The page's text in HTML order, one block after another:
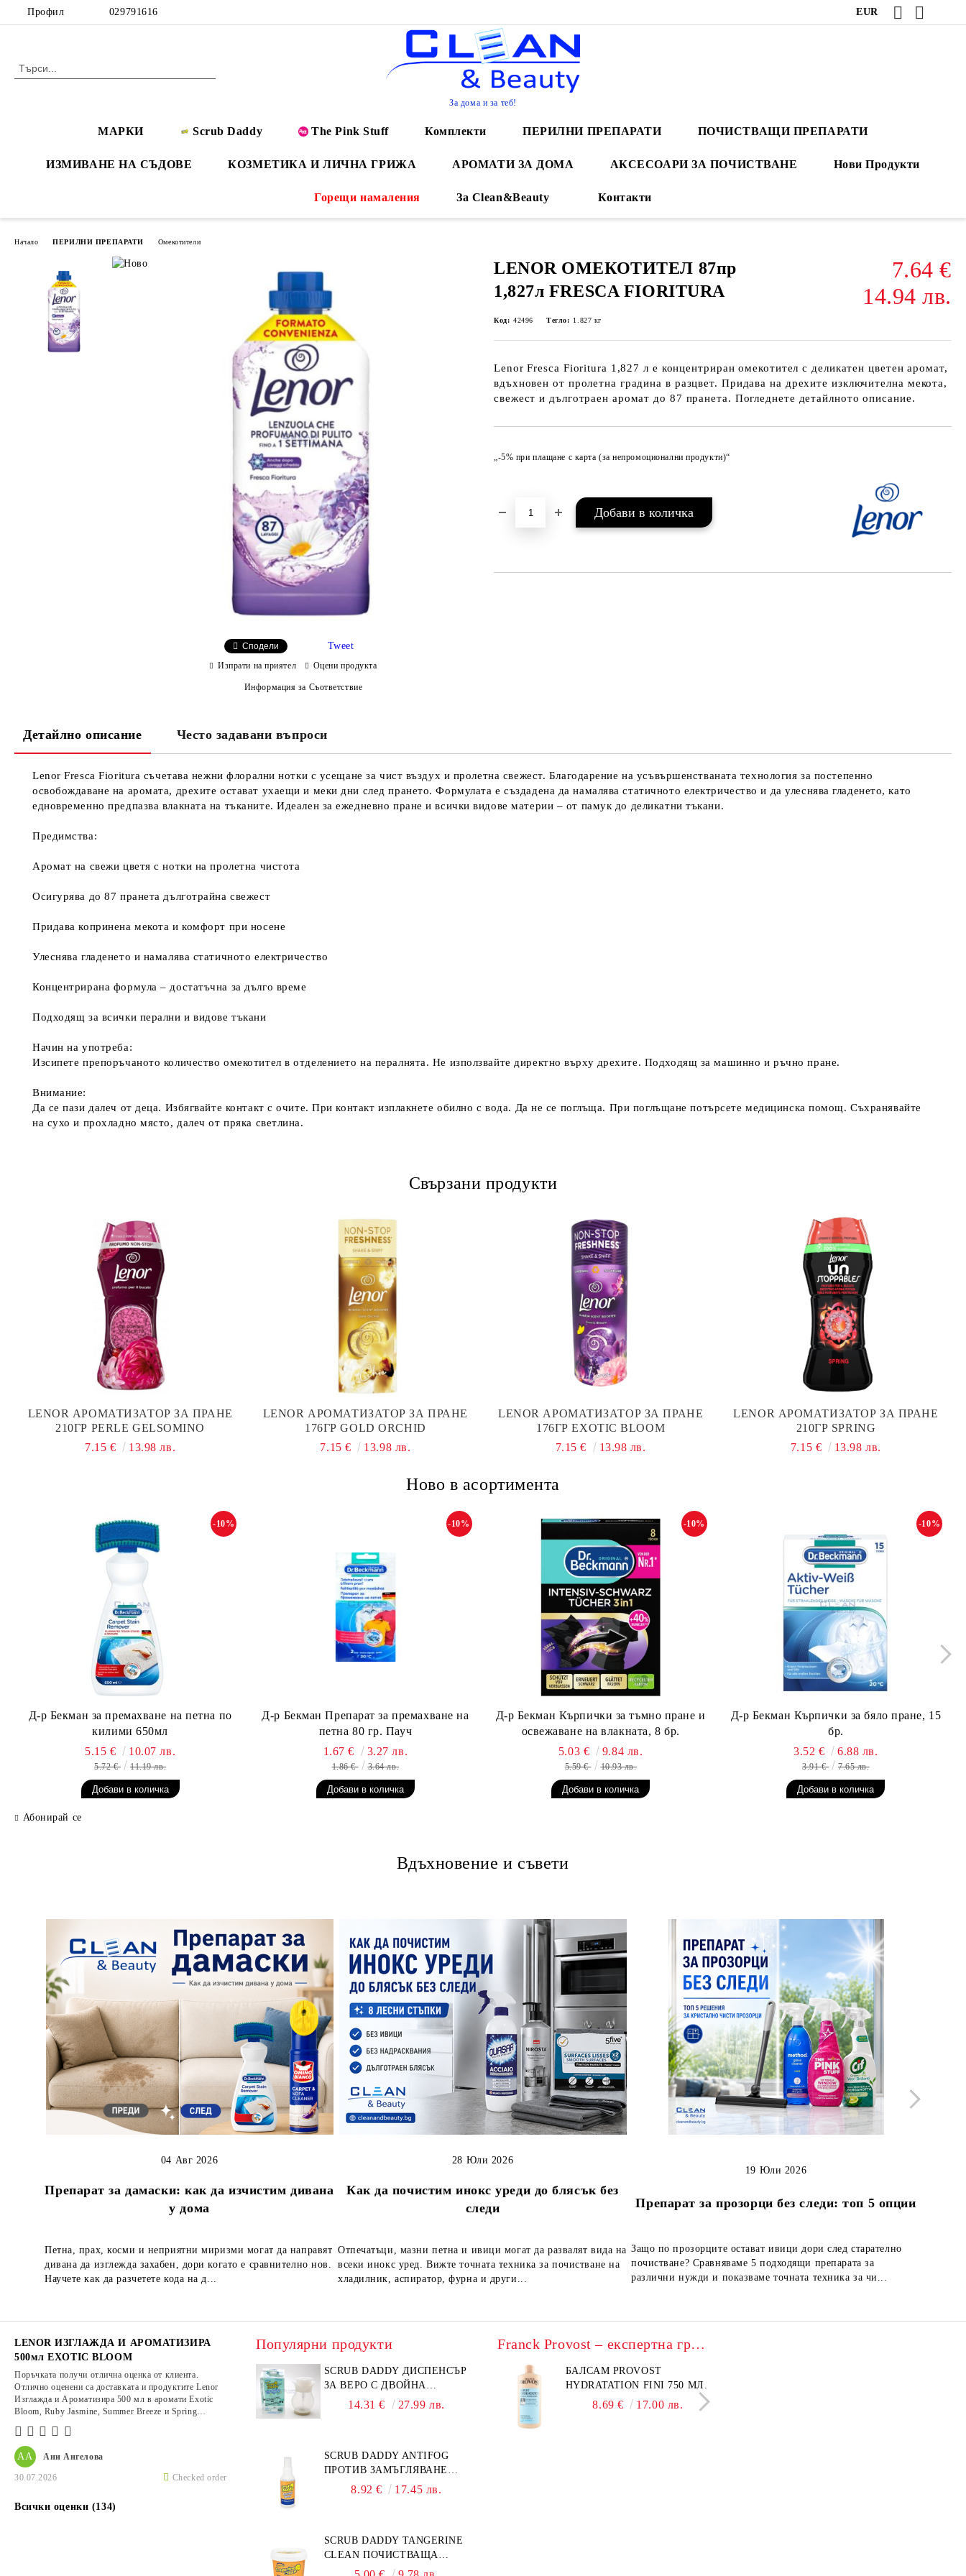
Профил 029791616 EUR
За дома и за теб!
МАРКИ Scrub Daddy The Pink Stuff Комплекти ПЕРИЛНИ ПРЕПАРАТИ ПОЧИСТВАЩИ ПРЕПАРАТИ
ИЗМИВАНЕ НА СЪДОВЕ КОЗМЕТИКА И ЛИЧНА ГРИЖА АРОМАТИ ЗА ДОМА АКСЕСОАРИ ЗА ПОЧИСТВАНЕ Нови Продукти
Горещи намаления За Clean&Beauty Контакти
Начало ПЕРИЛНИ ПРЕПАРАТИ Омекотители
LENOR ОМЕКОТИТЕЛ 87пр
1,827л FRESCA FIORITURA
7.64 €
14.94 лв.
Код: 42496 Тегло: 1.827 кг
Lenor Fresca Fioritura 1,827 л е концентриран омекотител с деликатен цветен аромат,
вдъхновен от пролетна градина в разцвет. Придава на дрехите изключителна мекота,
свежест и дълготраен аромат до 87 пранета. Погледнете детайлното описание.
„-5% при плащане с карта (за непромоционални продукти)“
Сподели Tweet
Изпрати на приятел Оцени продукта
Информация за Съответствие
Детайлно описание Често задавани въпроси
Lenor Fresca Fioritura съчетава нежни флорални нотки с усещане за чист въздух и пролетна свежест. Благодарение на усъвършенстваната технология за постепенно
освобождаване на аромата, дрехите остават ухаещи и меки дни след прането. Формулата е създадена да намалява статичното електричество и да улеснява гладенето, като
едновременно предпазва влакната на тъканите. Идеален за ежедневно пране и всички видове материи – от памук до деликатни тъкани.
Предимства:
Аромат на свежи цветя с нотки на пролетна чистота
Осигурява до 87 пранета дълготрайна свежест
Придава копринена мекота и комфорт при носене
Улеснява гладенето и намалява статичното електричество
Концентрирана формула – достатъчна за дълго време
Подходящ за всички перални и видове тъкани
Начин на употреба:
Изсипете препоръчаното количество омекотител в отделението на пералнята. Не използвайте директно върху дрехите. Подходящ за машинно и ръчно пране.
Внимание:
Да се пази далеч от деца. Избягвайте контакт с очите. При контакт изплакнете обилно с вода. Да не се поглъща. При поглъщане потърсете медицинска помощ. Съхранявайте
на сухо и прохладно място, далеч от пряка светлина.
Свързани продукти
LENOR АРОМАТИЗАТОР ЗА ПРАНЕ
210ГР PERLE GELSOMINO
7.15 €
13.98 лв.
LENOR АРОМАТИЗАТОР ЗА ПРАНЕ
176ГР GOLD ORCHID
7.15 €
13.98 лв.
LENOR АРОМАТИЗАТОР ЗА ПРАНЕ
176ГР EXOTIC BLOOM
7.15 €
13.98 лв.
LENOR АРОМАТИЗАТОР ЗА ПРАНЕ
210ГР SPRING
7.15 €
13.98 лв.
Ново в асортимента
Д-р Бекман за премахване на петна по
килими 650мл
-10%
5.15 € 10.07 лв.
5.72 € 11.19 лв.
Д-р Бекман Препарат за премахване на
петна 80 гр. Пауч
-10%
1.67 € 3.27 лв.
1.86 € 3.64 лв.
Д-р Бекман Кърпички за тъмно пране и
освежаване на влакната, 8 бр.
-10%
5.03 € 9.84 лв.
5.59 € 10.93 лв.
Д-р Бекман Кърпички за бяло пране, 15
бр.
-10%
3.52 € 6.88 лв.
3.91 € 7.65 лв.
Абонирай се
Вдъхновение и съвети
Препарат за дамаски: как да изчистим дивана
у дома
04 Авг 2026
Петна, прах, косми и неприятни миризми могат да направят
дивана да изглежда захабен, дори когато е сравнително нов.
Научете как да разчетете кода на д...
Как да почистим инокс уреди до блясък без
следи
28 Юли 2026
Отпечатъци, мазни петна и ивици могат да развалят вида на
всеки инокс уред. Вижте точната техника за почистване на
хладилник, аспиратор, фурна и други...
Препарат за прозорци без следи: топ 5 опции
19 Юли 2026
Защо по прозорците остават ивици дори след старателно
почистване? Сравняваме 5 подходящи препарата за
различни нужди и показваме точната техника за чи...
АА Ани Ангелова
30.07.2026 Checked order
LENOR ИЗГЛАЖДА И АРОМАТИЗИРА
500мл EXOTIC BLOOM
Поръчката получи отлична оценка от клиента.
Отлично оценени са доставката и продуктите Lenor
Изглажда и Ароматизира 500 мл в аромати Exotic
Bloom, Ruby Jasmine, Summer Breeze и Spring
Всички оценки (134)
Популярни продукти
SCRUB DADDY ДИСПЕНСЪР
ЗА ВЕРО С ДВОЙНА
ФУНКЦИЯ
14.31 € 27.99 лв.
SCRUB DADDY ANTIFOG
ПРОТИВ ЗАМЪГЛЯВАНЕ
50МЛ8.92 € 17.45 лв.
SCRUB DADDY TANGERINE
CLEAN ПОЧИСТВАЩА
ПАСТА 500ГР
Franck Provost – експертна грижа
БАЛСАМ PROVOST
HYDRATATION FINI 750 МЛ.
8.69 € 17.00 лв.